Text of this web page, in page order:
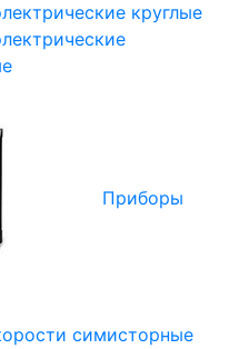
круглые
Приборы
симисторные